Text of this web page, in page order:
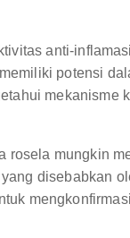
anti-
potensi
mekanisme
rosela mungkin
disebabkan